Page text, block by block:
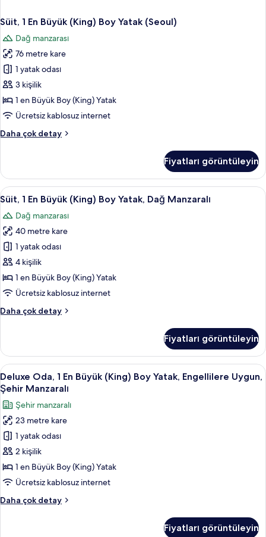
Süit, 1 En Büyük (King) Boy Yatak (Seoul)
Dağ manzarası
76 metre kare
1 yatak odası
3 kişilik
1 en Büyük Boy (King) Yatak
Ücretsiz kablosuz internet
Daha çok detay
Süit,
(King)
Boy
Yatak
hakkında
daha
fazla
detay
Fiyatları görüntüleyin
Süit,
1
En
Büyük
(King)
Boy
Yatak,
Dağ
için
görün
Süit, 1 En Büyük (King) Boy Yatak,
1
Süit, 1 En Büyük (King) Boy Yatak, Dağ Manzaralı
Dağ manzarası
40 metre kare
1 yatak odası
4 kişilik
1 en Büyük Boy (King) Yatak
Ücretsiz kablosuz internet
Daha çok detay
Süit,
(King)
Boy
Yatak,
Dağ
Manzaralı
hakkında
daha
fazla
detay
Fiyatları görüntüleyin
Deluxe
Oda,
1
En
Büyük
(King)
Boy
Yatak,
Engellilere
Şehir
Kaliteli yatak takımı, odada kasa, masa
2
Deluxe Oda, 1 En Büyük (King) Boy Yatak, Engellilere Uygun,
Şehir Manzaralı
Şehir manzaralı
23 metre kare
1 yatak odası
2 kişilik
1 en Büyük Boy (King) Yatak
Ücretsiz kablosuz internet
Daha çok detay
Deluxe
Fiyatları görüntüleyin